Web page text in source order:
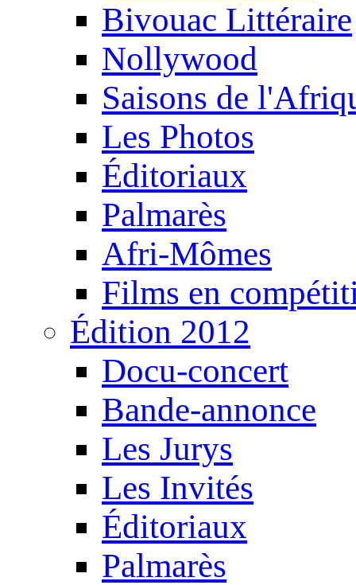
Bivouac Littéraire
Nollywood
Saisons de
Les Photos
Éditoriaux
Palmarès
Afri-Mômes
Films en
Édition 2012
Docu-concert
Bande-annonce
Les Jurys
Les Invités
Éditoriaux
Palmarès